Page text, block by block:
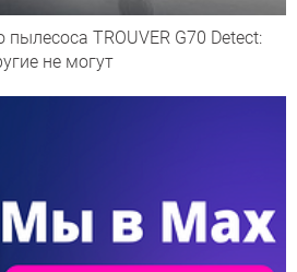
TROUVER G70 Detect:
не могут